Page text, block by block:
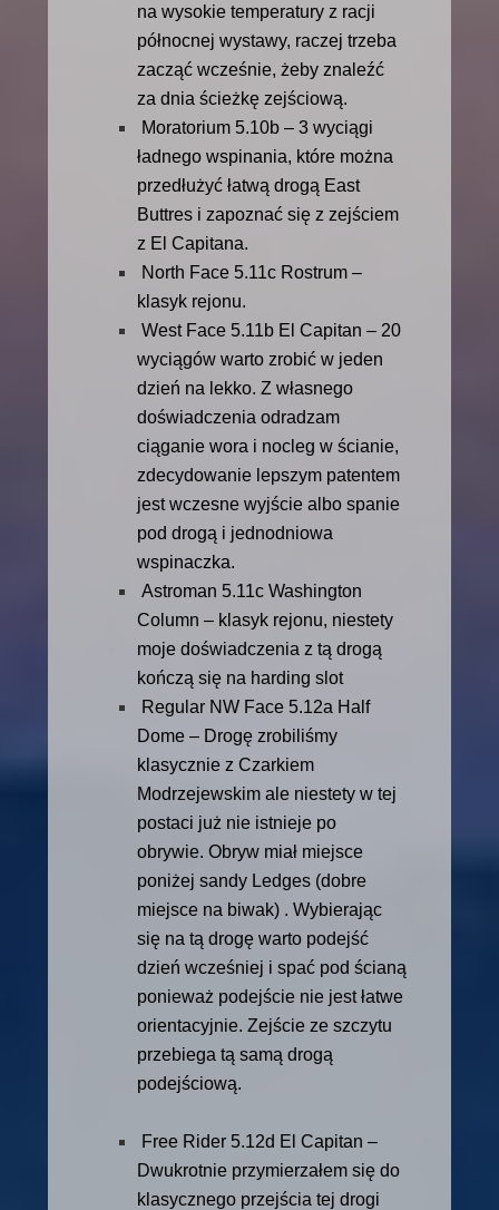
na wysokie temperatury z racji
północnej wystawy, raczej trzeba
zacząć wcześnie, żeby znaleźć
za dnia ścieżkę zejściową.
Moratorium 5.10b – 3 wyciągi
ładnego wspinania, które można
przedłużyć łatwą drogą East
Buttres i zapoznać się z zejściem
z El Capitana.
North Face 5.11c Rostrum –
klasyk rejonu.
West Face 5.11b El Capitan – 20
wyciągów warto zrobić w jeden
dzień na lekko. Z własnego
doświadczenia odradzam
ciąganie wora i nocleg w ścianie,
zdecydowanie lepszym patentem
jest wczesne wyjście albo spanie
pod drogą i jednodniowa
wspinaczka.
Astroman 5.11c Washington
Column – klasyk rejonu, niestety
moje doświadczenia z tą drogą
kończą się na harding slot
Regular NW Face 5.12a Half
Dome – Drogę zrobiliśmy
klasycznie z Czarkiem
Modrzejewskim ale niestety w tej
postaci już nie istnieje po
obrywie. Obryw miał miejsce
poniżej sandy Ledges (dobre
miejsce na biwak) . Wybierając
się na tą drogę warto podejść
dzień wcześniej i spać pod ścianą
ponieważ podejście nie jest łatwe
orientacyjnie. Zejście ze szczytu
przebiega tą samą drogą
podejściową.
Free Rider 5.12d El Capitan –
Dwukrotnie przymierzałem się do
klasycznego przejścia tej drogi